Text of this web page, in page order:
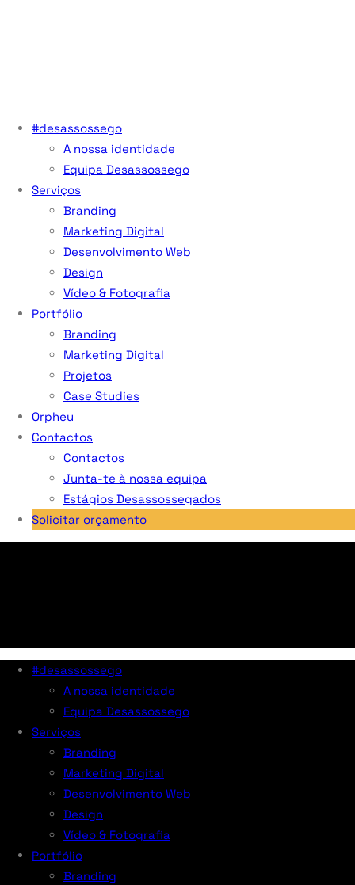
#desassossego
A nossa identidade
Equipa Desassossego
Serviços
Branding
Marketing Digital
Desenvolvimento Web
Design
Vídeo & Fotografia
Portfólio
Branding
Marketing Digital
Projetos
Case Studies
Orpheu
Contactos
Contactos
Junta-te à nossa equipa
Estágios Desassossegados
Solicitar orçamento
#desassossego
A nossa identidade
Equipa Desassossego
Serviços
Branding
Marketing Digital
Desenvolvimento Web
Design
Vídeo & Fotografia
Portfólio
Branding